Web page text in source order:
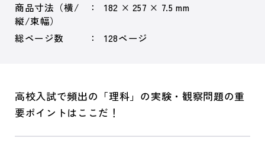
商品寸法（横/
縦/束幅）
182 × 257 × 7.5 mm
総ページ数 128ページ
高校入試で頻出の「理科」の実験・観察問題の重
要ポイントはここだ！